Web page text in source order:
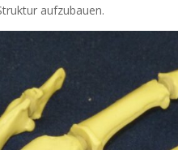
aufzubauen.